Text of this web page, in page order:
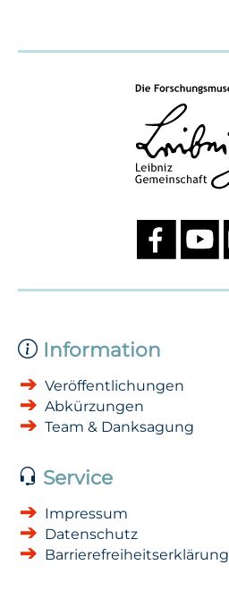
Information
Veröffentlichungen
Abkürzungen
Team & Danksagung
Service
Impressum
Datenschutz
Barrierefreiheitserklärung